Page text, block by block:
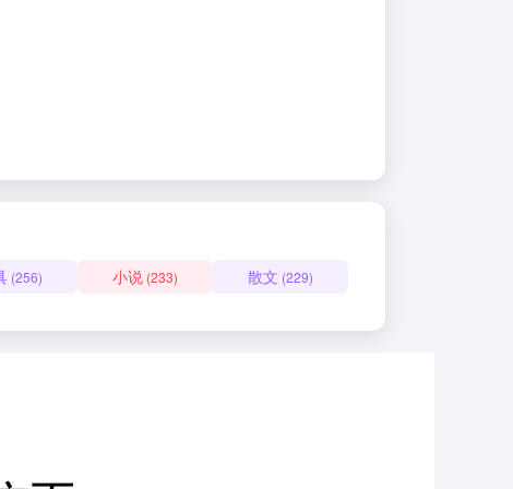
(256) 小说(233) 散文 (229)